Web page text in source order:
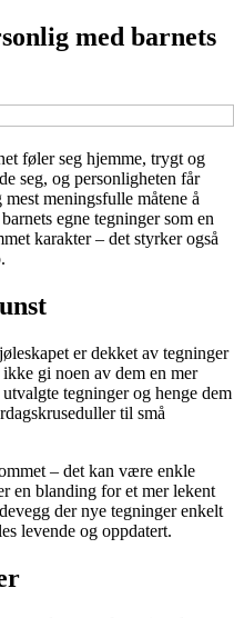
med barnets
føler seg hjemme, trygt og
seg, og personligheten får
meningsfulle måtene å
egne tegninger som en
karakter – det styrker også
er dekket av tegninger
gi noen av dem en mer
tegninger og henge dem
til små
– det kan være enkle
en blanding for et mer lekent
der nye tegninger enkelt
levende og oppdatert.